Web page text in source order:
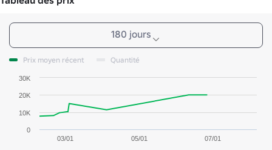
180 jours
Prix moyen récent Quantité
03/01 05/01 07/01
0
10K
20K
30K